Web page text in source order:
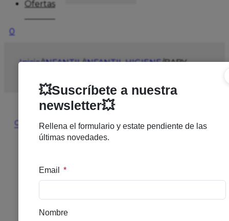
Ofertas
0
Inicio/INFANTIL/INFANTIL HIGIENE/BABY
🔍